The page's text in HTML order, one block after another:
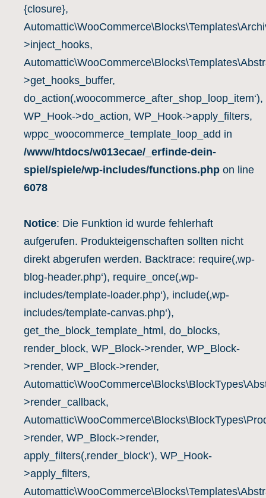
{closure},
>inject_hooks,
>get_hooks_buffer,
do_action(‚woocommerce_after_shop_loop_item‘),
WP_Hook->do_action, WP_Hook->apply_filters,
wppc_woocommerce_template_loop_add in
/www/htdocs/w013ecae/_erfinde-dein-
spiel/spiele/wp-includes/functions.php on line
6078
Notice: Die Funktion id wurde fehlerhaft
aufgerufen. Produkteigenschaften sollten nicht
direkt abgerufen werden. Backtrace: require(‚wp-
blog-header.php‘), require_once(‚wp-
includes/template-loader.php‘), include(‚wp-
includes/template-canvas.php‘),
get_the_block_template_html, do_blocks,
render_block, WP_Block->render, WP_Block-
>render, WP_Block->render,
>render_callback,
>render, WP_Block->render,
apply_filters(‚render_block‘), WP_Hook-
>apply_filters,